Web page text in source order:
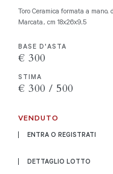
Toro Ceramica formata a mano, decoro a stampini. Prod. Bitossi, 1960 ca.
Marcata., cm 18x26x9,5
BASE D'ASTA
€ 300
STIMA
€ 300 / 500
VENDUTO
ENTRA O REGISTRATI
DETTAGLIO LOTTO